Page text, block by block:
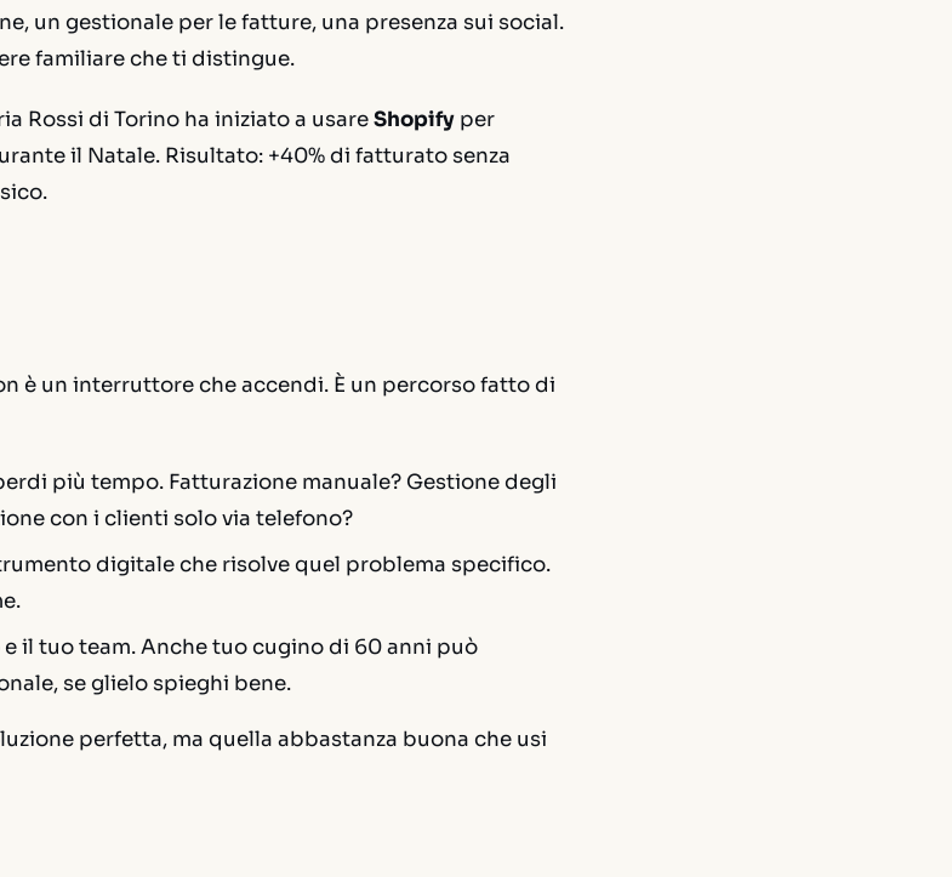
un gestionale per le fatture, una presenza sui social.
familiare che ti distingue.
Rossi di Torino ha iniziato a usareShopify per
il Natale. Risultato: +40% di fatturato senza
è un interruttore che accendi. È un percorso fatto di
più tempo. Fatturazione manuale? Gestione degli
con i clienti solo via telefono?
digitale che risolve quel problema specifico.
il tuo team. Anche tuo cugino di 60 anni può
se glielo spieghi bene.
perfetta, ma quella abbastanza buona che usi